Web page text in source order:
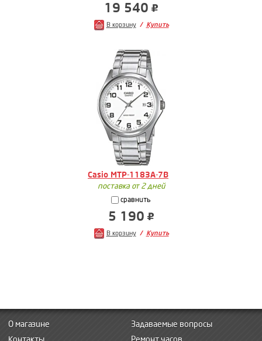
19 540
В корзину Купить
Casio MTP-1183A-7B
поставка от 2 дней
сравнить
5 190
В корзину Купить
О магазине
Задаваемые вопросы